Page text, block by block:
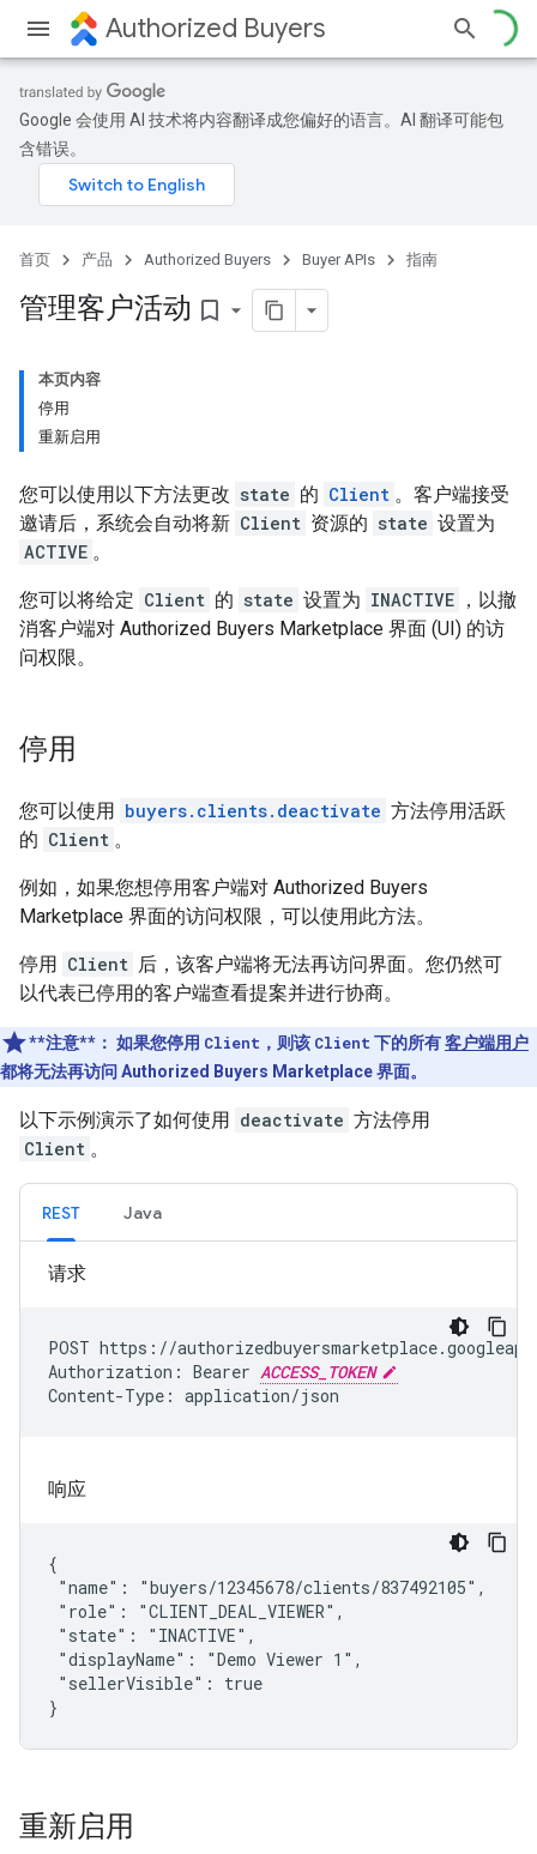
Authorized Buyers
Google 会使用 AI 技术将内容翻译成您偏好的语言。AI 翻译可能包
含错误。
首页 产品 Authorized Buyers Buyer APIs 指南
管理客户活动 bookmark_border
本页内容
停用
重新启用
您可以使用以下方法更改 state 的 Client 。客户端接受
邀请后，系统会自动将新 Client 资源的 state 设置为
ACTIVE 。
您可以将给定 Client 的 state 设置为 INACTIVE ，以撤
消客户端对 Authorized Buyers Marketplace 界面 (UI) 的访
问权限。
停用
您可以使用 buyers.clients.deactivate 方法停用活跃
的 Client 。
例如，如果您想停用客户端对 Authorized Buyers
Marketplace 界面的访问权限，可以使用此方法。
停用 Client 后，该客户端将无法再访问界面。您仍然可
以代表已停用的客户端查看提案并进行协商。
**注意**： 如果您停用 Client ，则该 Client 下的所有客户端用户
都将无法再访问 Authorized Buyers Marketplace 界面。
以下示例演示了如何使用 deactivate 方法停用
Client 。
REST Java
请求
POST https://
Authorization: Bearer ACCESS_TOKEN
Content-Type: application/json
响应
{
"name": "buyers/12345678/clients/837492105",
"role": "CLIENT_DEAL_VIEWER",
"state": "INACTIVE",
"displayName": "Demo Viewer 1",
"sellerVisible": true
}
重新启用